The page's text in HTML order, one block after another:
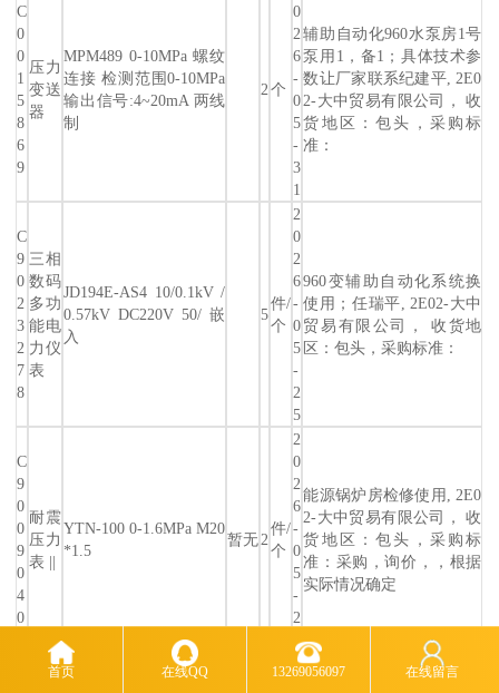
C
0
0
1
5
8
6
9
压力
变送
器
MPM489 0-10MPa 螺纹
连接 检测范围0-10MPa
输出信号:4~20mA 两线
制
2个
0
2
6
-
0
5
-
3
1
辅助自动化960水泵房1号
泵用1，备1；具体技术参
数让厂家联系纪建平, 2E0
2-大中贸易有限公司， 收
货地区：包头，采购标
准：
C
9
0
2
3
2
7
8
三相
数码
多功
能电
力仪
表
JD194E-AS4 10/0.1kV /
0.57kV DC220V 50/ 嵌
入
5
件/
个
2
0
2
6
-
0
5
-
2
5
960变辅助自动化系统换
使用；任瑞平, 2E02-大中
贸易有限公司， 收货地
区：包头，采购标准：
C
9
0
0
9
0
4
0
耐震
压力
表 ||
YTN-100 0-1.6MPa M20
*1.5
暂无2
件/
个
2
0
2
6
-
0
5
-
2
5
能源锅炉房检修使用, 2E0
2-大中贸易有限公司， 收
货地区：包头，采购标
准：采购，询价，，根据
实际情况确定
2
首页 在线QQ 13269056097 在线留言